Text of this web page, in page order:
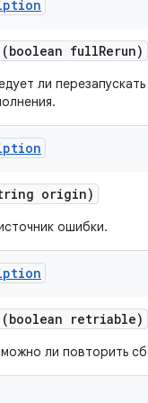
(boolean fullRerun)
ли
origin)
ошибки.
(boolean retriable)
ли повторить